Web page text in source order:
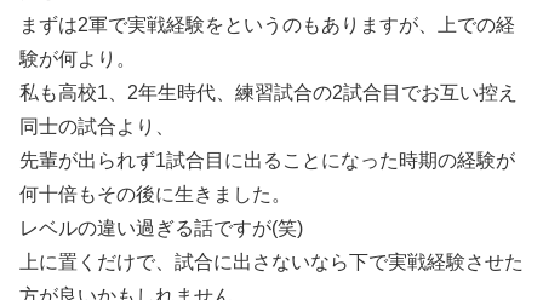
まずは2軍で実戦経験をというのもありますが、上での経
験が何より。
私も高校1、2年生時代、練習試合の2試合目でお互い控え
同士の試合より、
先輩が出られず1試合目に出ることになった時期の経験が
何十倍もその後に生きました。
レベルの違い過ぎる話ですが(笑)
上に置くだけで、試合に出さないなら下で実戦経験させた
方が良いかもしれません。